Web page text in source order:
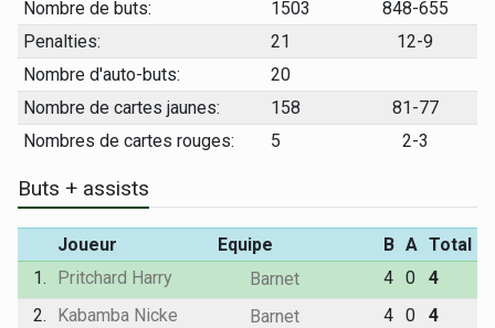
Nombre de buts:
1503
848-655
Penalties:
21
12-9
Nombre d'auto-buts:
20
Nombre de cartes jaunes:
158
81-77
Nombres de cartes rouges:
5 2-3
Buts + assists
Joueur Equipe B A Total
1.
Pritchard Harry Barnet 4 0
4
2.
Kabamba Nicke Barnet 4 0
4